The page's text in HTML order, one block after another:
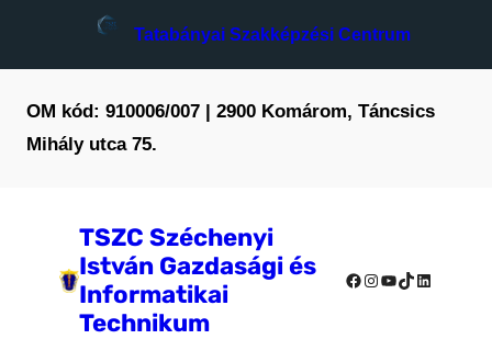
Tatabányai Szakképzési Centrum
OM kód: 910006/007 | 2900 Komárom, Táncsics
Mihály utca 75.
TSZC Széchenyi
István Gazdasági és
Informatikai
Technikum
Facebook
Instagram
YouTube
TikTok
LinkedIn